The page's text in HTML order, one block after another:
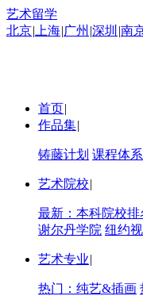
艺术留学
北京| 上海|广州 |深圳 |南
首页|
作品集|
铸藤计划 课程体系
艺术院校|
最新：本科院校排
谢尔丹学院 纽约
艺术专业|
热门：纯艺&插画